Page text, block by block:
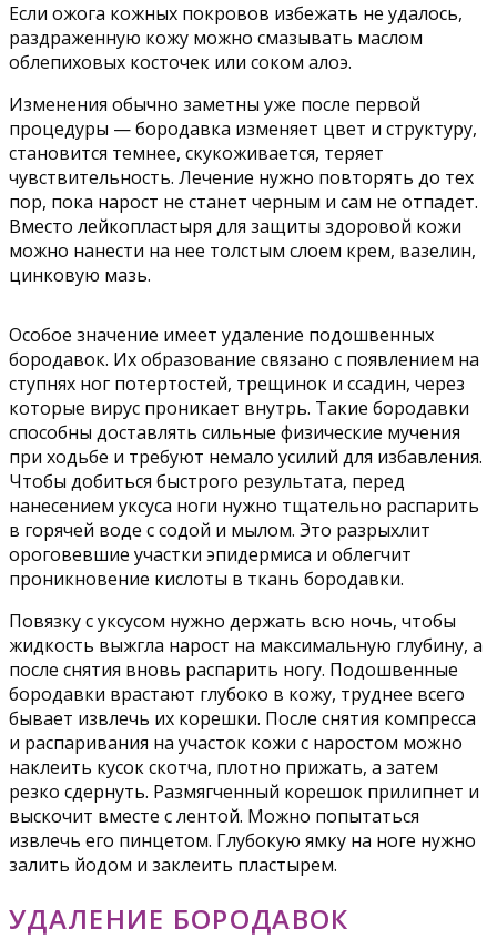
Если ожога кожных покровов избежать не удалось,
раздраженную кожу можно смазывать маслом
облепиховых косточек или соком алоэ.
Изменения обычно заметны уже после первой
процедуры — бородавка изменяет цвет и структуру,
становится темнее, скукоживается, теряет
чувствительность. Лечение нужно повторять до тех
пор, пока нарост не станет черным и сам не отпадет.
Вместо лейкопластыря для защиты здоровой кожи
можно нанести на нее толстым слоем крем, вазелин,
цинковую мазь.
Особое значение имеет удаление подошвенных
бородавок. Их образование связано с появлением на
ступнях ног потертостей, трещинок и ссадин, через
которые вирус проникает внутрь. Такие бородавки
способны доставлять сильные физические мучения
при ходьбе и требуют немало усилий для избавления.
Чтобы добиться быстрого результата, перед
нанесением уксуса ноги нужно тщательно распарить
в горячей воде с содой и мылом. Это разрыхлит
ороговевшие участки эпидермиса и облегчит
проникновение кислоты в ткань бородавки.
Повязку с уксусом нужно держать всю ночь, чтобы
жидкость выжгла нарост на максимальную глубину, а
после снятия вновь распарить ногу. Подошвенные
бородавки врастают глубоко в кожу, труднее всего
бывает извлечь их корешки. После снятия компресса
и распаривания на участок кожи с наростом можно
наклеить кусок скотча, плотно прижать, а затем
резко сдернуть. Размягченный корешок прилипнет и
выскочит вместе с лентой. Можно попытаться
извлечь его пинцетом. Глубокую ямку на ноге нужно
залить йодом и заклеить пластырем.
УДАЛЕНИЕ БОРОДАВОК